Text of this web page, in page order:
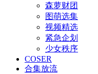
森萝财团
图萌选集
视频精选
紧急企划
少女秩序
COSER
合集放流